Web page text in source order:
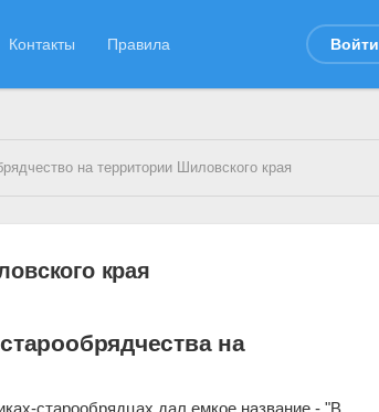
Контакты Правила Войти
на территории Шиловского края
края
на